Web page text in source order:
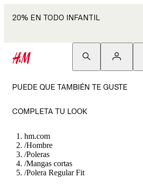
20% EN TODO INFANTIL
PUEDE QUE TAMBIÉN TE GUSTE
COMPLETA TU LOOK
hm.com
/Hombre
/Poleras
/Mangas cortas
/Polera Regular Fit